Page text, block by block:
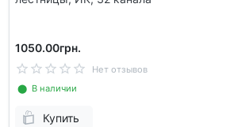
1050.00грн.
Нет отзывов
⬤ В наличии
Купить